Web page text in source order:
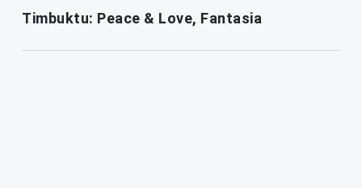
Timbuktu: Peace & Love, Fantasia